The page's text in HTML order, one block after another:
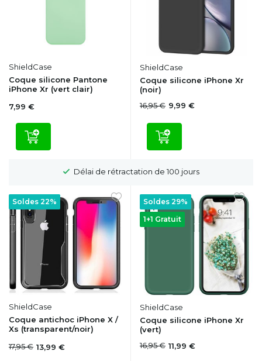
ShieldCase
Coque silicone Pantone
iPhone Xr (vert clair)
7,99 €
ShieldCase
Coque silicone iPhone Xr
(noir)
16,95 € 9,99 €
Délai de rétractation de 100 jours
Soldes 22%
ShieldCase
Coque antichoc iPhone X /
Xs (transparent/noir)
17,95 € 13,99 €
1+1 Gratuit
Soldes 29%
ShieldCase
Coque silicone iPhone Xr
(vert)
16,95 € 11,99 €